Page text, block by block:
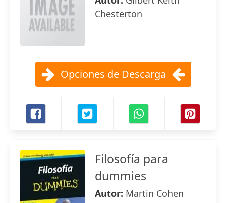
Chesterton
Opciones de Descarga
Filosofía para
dummies
Autor: Martin Cohen